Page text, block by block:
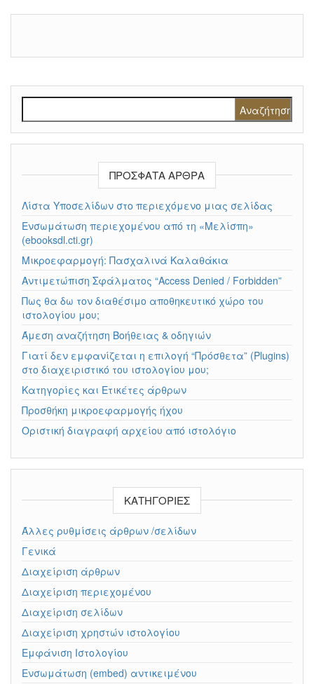
Αναζήτηση για:
ΠΡΌΣΦΑΤΑ ΆΡΘΡΑ
Λίστα Υποσελίδων στο περιεχόμενο μιας σελίδας
Ενσωμάτωση περιεχομένου από τη «Μελίσπη»
(ebooksdl.cti.gr)
Μικροεφαρμογή: Πασχαλινά Καλαθάκια
Αντιμετώπιση Σφάλματος “Access Denied / Forbidden”
Πως θα δω τον διαθέσιμο αποθηκευτικό χώρο του
ιστολογίου μου;
Άμεση αναζήτηση Βοήθειας & οδηγιών
Γιατί δεν εμφανίζεται η επιλογή “Πρόσθετα” (Plugins)
στο διαχειριστικό του ιστολογίου μου;
Κατηγορίες και Ετικέτες άρθρων
Προσθήκη μικροεφαρμογής ήχου
Οριστική διαγραφή αρχείου από ιστολόγιο
KΑΤΗΓΟΡΊΕΣ
Άλλες ρυθμίσεις άρθρων /σελίδων
Γενικά
Διαχείριση άρθρων
Διαχείριση περιεχομένου
Διαχείριση σελίδων
Διαχείριση χρηστών ιστολογίου
Εμφάνιση Ιστολογίου
Ενσωμάτωση (embed) αντικειμένου